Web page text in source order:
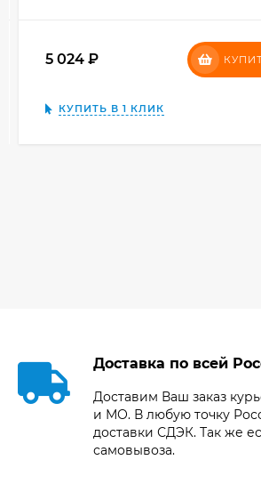
5 024 ₽
КУПИТЬ В 1 КЛИК
Доставка по всей
Доставим Ваш заказ
и МО. В любую точку
доставки СДЭК. Так же
самовывоза.